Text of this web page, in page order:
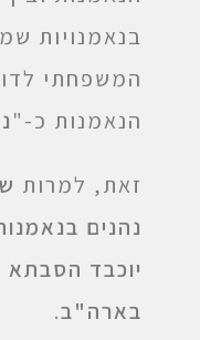
בנאמנויות
המשפחתי
הנאמנות כ-"
זאת, למרות
נהנים
יוכבד הסבתא
בארה"ב.